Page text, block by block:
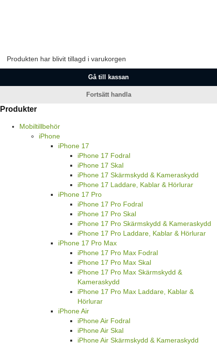
Produkten har blivit tillagd i varukorgen
Gå till kassan
Fortsätt handla
Produkter
Mobiltillbehör
iPhone
iPhone 17
iPhone 17 Fodral
iPhone 17 Skal
iPhone 17 Skärmskydd & Kameraskydd
iPhone 17 Laddare, Kablar & Hörlurar
iPhone 17 Pro
iPhone 17 Pro Fodral
iPhone 17 Pro Skal
iPhone 17 Pro Skärmskydd & Kameraskydd
iPhone 17 Pro Laddare, Kablar & Hörlurar
iPhone 17 Pro Max
iPhone 17 Pro Max Fodral
iPhone 17 Pro Max Skal
iPhone 17 Pro Max Skärmskydd &
Kameraskydd
iPhone 17 Pro Max Laddare, Kablar &
Hörlurar
iPhone Air
iPhone Air Fodral
iPhone Air Skal
iPhone Air Skärmskydd & Kameraskydd